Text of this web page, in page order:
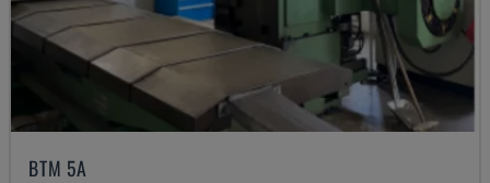
BTM 5A